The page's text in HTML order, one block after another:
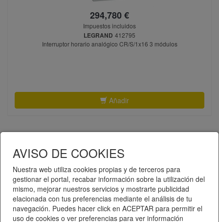
AVISO DE COOKIES
Nuestra web utiliza cookies propias y de terceros para
gestionar el portal, recabar información sobre la utilización del
mismo, mejorar nuestros servicios y mostrarte publicidad
elacionada con tus preferencias mediante el análisis de tu
navegación. Puedes hacer click en ACEPTAR para permitir el
uso de cookies o ver preferencias para ver información
294,780 €
Impuestos incluidos
LEGRAND 412795
Interruptor horario analógico CR/S/1x16 3 módulos
Añadir
« 1
Telematel eCommerce v14.3.37 © 2026
Telematel S.L.